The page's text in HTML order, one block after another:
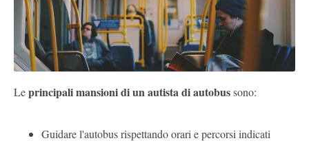
Leprincipali mansioni di un autista di autobussono:
Guidare l'autobus rispettando orari e percorsi indicati